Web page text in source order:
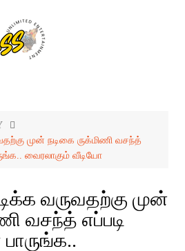
முன் நடிகை ருக்மிணி வசந்த்
வைரலாகும் வீடியோ
வருவதற்கு முன்
வசந்த் எப்படி